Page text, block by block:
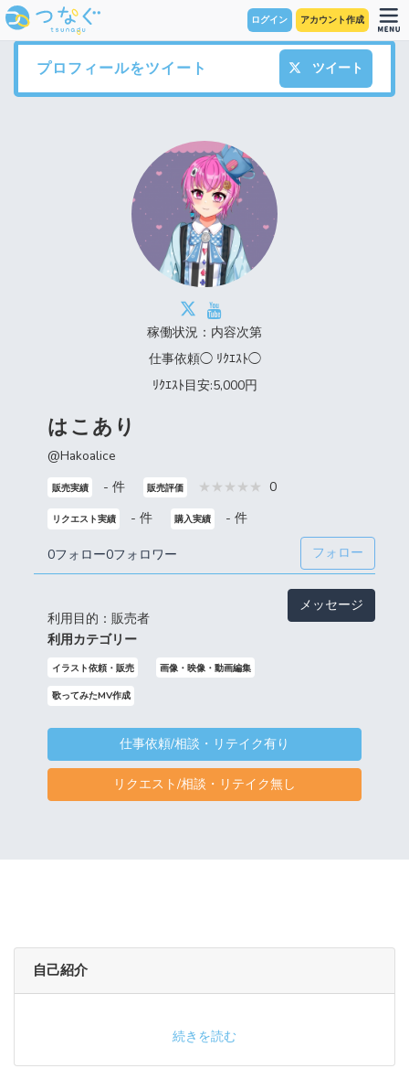
ログイン アカウント作成
プロフィールをツイート ツイート
稼働状況：内容次第
仕事依頼◯ ﾘｸｴｽﾄ◯
ﾘｸｴｽﾄ目安:5,000円
はこあり
@Hakoalice
販売実績 - 件 販売評価 0
リクエスト実績 - 件 購入実績 - 件
0フォロー0フォロワー フォロー
利用目的：販売者
メッセージ
利用カテゴリー
イラスト依頼・販売 画像・映像・動画編集
歌ってみたMV作成
仕事依頼/相談・リテイク有り
リクエスト/相談・リテイク無し
自己紹介
続きを読む